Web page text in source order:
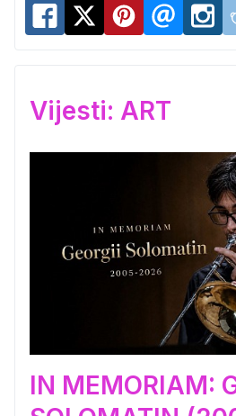
Vijesti: ART
IN MEMORIAM: